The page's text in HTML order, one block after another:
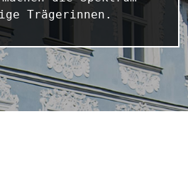
Trägerinnen.